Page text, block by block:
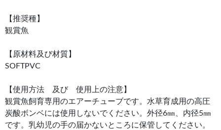
【推奨種】
観賞魚
【原材料及び材質】
SOFTPVC
【使用方法 及び 使用上の注意】
観賞魚飼育専用のエアーチューブです。水草育成用の高圧
炭酸ボンベには使用しないでください。外径6㎜、内径5㎜
です。乳幼児の手の届かないところに保管してください。